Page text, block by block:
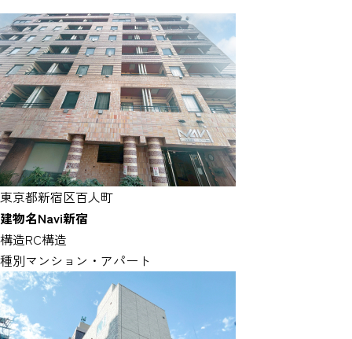
東京都新宿区百人町
建物名Navi新宿
構造RC構造
種別マンション・アパート